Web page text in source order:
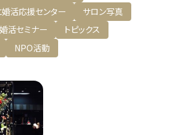
活応援センター
サロン写真
婚活セミナー
トピックス
NPO活動